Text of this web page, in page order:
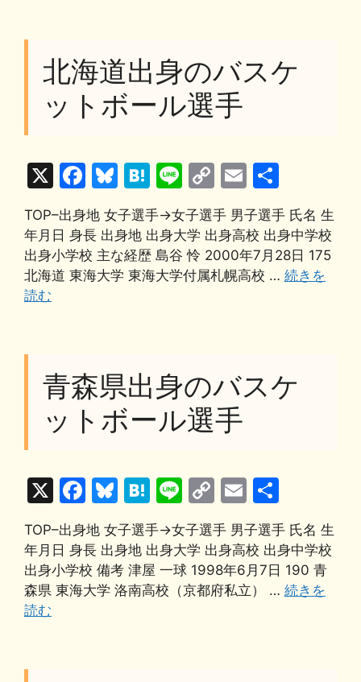
k
北海道出身のバスケ
ットボール選手
X
F
a
c
e
b
Bl
u
e
s
k
H
at
e
n
a
Li
n
e
C
o
p
y
Li
E
m
ai
l
有
TOP–出身地 女子選手→女子選手 男子選手 氏名 生
年月日 身長 出身地 出身大学 出身高校 出身中学校
出身小学校 主な経歴 島谷 怜 2000年7月28日 175
北海道 東海大学 東海大学付属札幌高校 … 続きを
読む
青森県出身のバスケ
ットボール選手
X
F
a
c
e
b
Bl
u
e
s
k
H
at
e
n
a
Li
n
e
C
o
p
y
Li
E
m
ai
l
有
TOP–出身地 女子選手→女子選手 男子選手 氏名 生
年月日 身長 出身地 出身大学 出身高校 出身中学校
出身小学校 備考 津屋 一球 1998年6月7日 190 青
森県 東海大学 洛南高校（京都府私立） … 続きを
読む